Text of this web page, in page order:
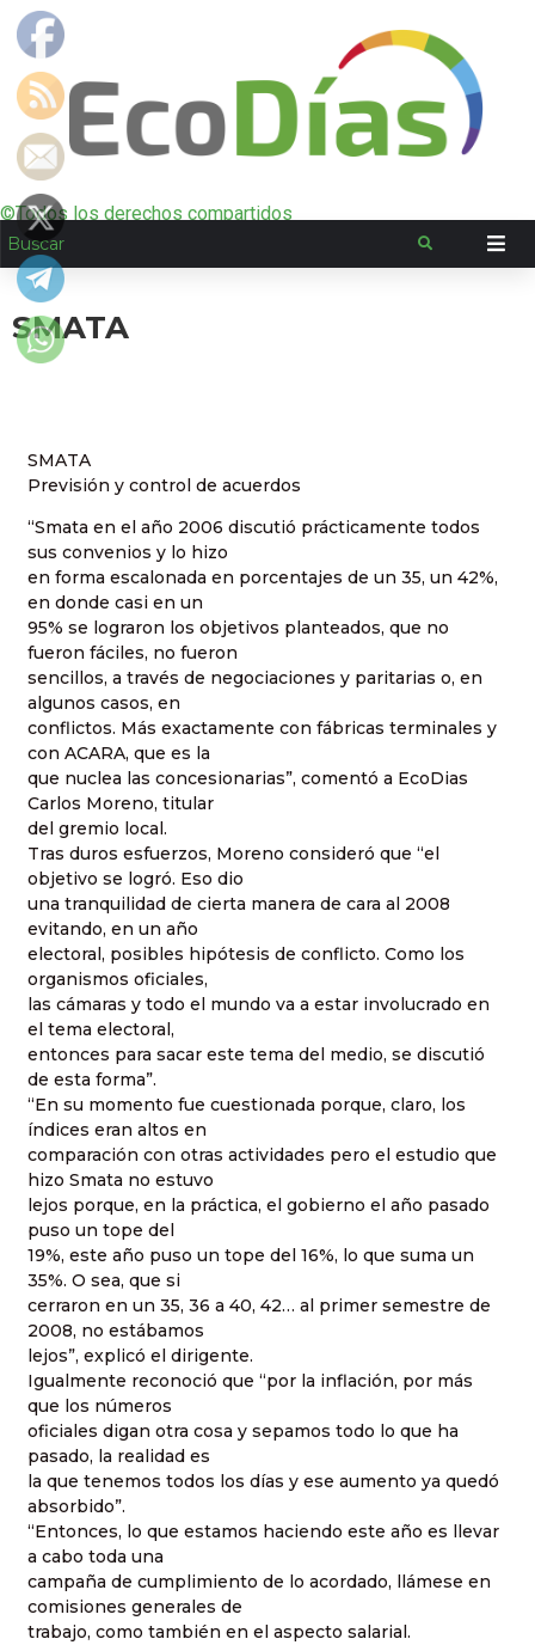
©Todos los derechos compartidos
SMATA
SMATA
Previsión y control de acuerdos
“Smata en el año 2006 discutió prácticamente todos
sus convenios y lo hizo
en forma escalonada en porcentajes de un 35, un 42%,
en donde casi en un
95% se lograron los objetivos planteados, que no
fueron fáciles, no fueron
sencillos, a través de negociaciones y paritarias o, en
algunos casos, en
conflictos. Más exactamente con fábricas terminales y
con ACARA, que es la
que nuclea las concesionarias”, comentó a EcoDias
Carlos Moreno, titular
del gremio local.
Tras duros esfuerzos, Moreno consideró que “el
objetivo se logró. Eso dio
una tranquilidad de cierta manera de cara al 2008
evitando, en un año
electoral, posibles hipótesis de conflicto. Como los
organismos oficiales,
las cámaras y todo el mundo va a estar involucrado en
el tema electoral,
entonces para sacar este tema del medio, se discutió
de esta forma”.
“En su momento fue cuestionada porque, claro, los
índices eran altos en
comparación con otras actividades pero el estudio que
hizo Smata no estuvo
lejos porque, en la práctica, el gobierno el año pasado
puso un tope del
19%, este año puso un tope del 16%, lo que suma un
35%. O sea, que si
cerraron en un 35, 36 a 40, 42… al primer semestre de
2008, no estábamos
lejos”, explicó el dirigente.
Igualmente reconoció que “por la inflación, por más
que los números
oficiales digan otra cosa y sepamos todo lo que ha
pasado, la realidad es
la que tenemos todos los días y ese aumento ya quedó
absorbido”.
“Entonces, lo que estamos haciendo este año es llevar
a cabo toda una
campaña de cumplimiento de lo acordado, llámese en
comisiones generales de
trabajo, como también en el aspecto salarial.